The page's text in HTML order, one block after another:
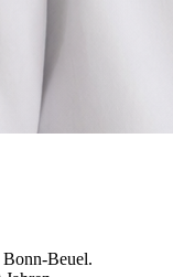
Beuel.